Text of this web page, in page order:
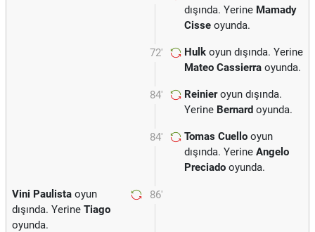
dışında. Yerine Mamady
Cisse oyunda.
72' Hulk oyun dışında. Yerine
Mateo Cassierra oyunda.
84' Reinieroyun dışında.
Yerine Bernard oyunda.
84' Tomas Cuello oyun
dışında. Yerine Angelo
Preciado oyunda.
86'
Vini Paulista oyun
dışında. Yerine Tiago
oyunda.